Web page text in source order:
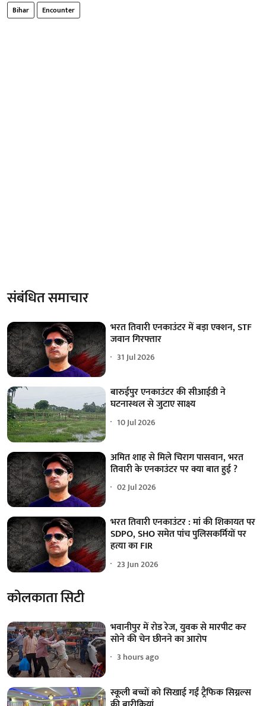
Bihar Encounter
संबंधित समाचार
भरत तिवारी एनकाउंटर में बड़ा एक्शन, STF
जवान गिरफ्तार
31 Jul 2026
बारुईपुर एनकाउंटर की सीआईडी ने
घटनास्थल से जुटाए साक्ष्य
10 Jul 2026
अमित शाह से मिले चिराग पासवान, भरत
तिवारी के एनकाउंटर पर क्या बात हुई ?
02 Jul 2026
भरत तिवारी एनकाउंटर : मां की शिकायत पर
SDPO, SHO समेत पांच पुलिसकर्मियों पर
हत्या का FIR
23 Jun 2026
कोलकाता सिटी
भवानीपुर में रोड रेज, युवक से मारपीट कर
सोने की चेन छीनने का आरोप
3 hours ago
स्कूली बच्चों को सिखाई गईं ट्रैफिक सिग्नल्स